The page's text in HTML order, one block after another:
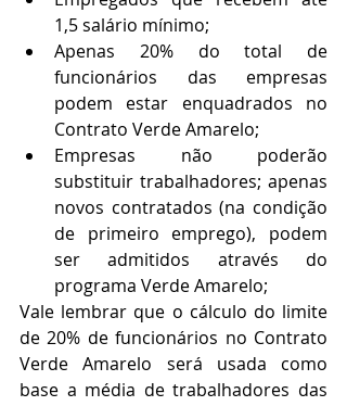
1,5 salário mínimo;
Apenas 20% do total de
funcionários das empresas
podem estar enquadrados no
Contrato Verde Amarelo;
Empresas não poderão
substituir trabalhadores; apenas
novos contratados (na condição
de primeiro emprego), podem
ser admitidos através do
programa Verde Amarelo;
Vale lembrar que o cálculo do limite
de 20% de funcionários no Contrato
Verde Amarelo será usada como
base a média de trabalhadores das